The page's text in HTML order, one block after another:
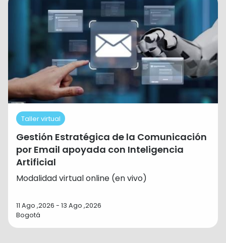
Taller virtual
Gestión Estratégica de la Comunicación
por Email apoyada con Inteligencia
Artificial
Modalidad virtual online (en vivo)
11 Ago ,2026 - 13 Ago ,2026
Bogotá